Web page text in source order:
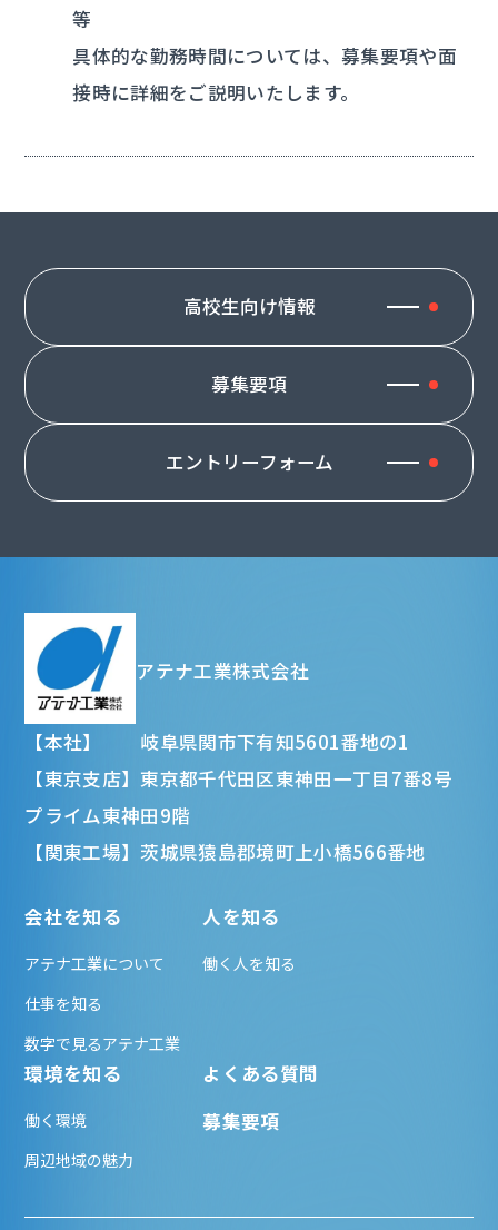
等
具体的な勤務時間については、募集要項や面
接時に詳細をご説明いたします。
高校生向け情報
募集要項
エントリーフォーム
アテナ工業株式会社
【本社】 岐阜県関市下有知5601番地の1
【東京支店】東京都千代田区東神田一丁目7番8号
プライム東神田9階
【関東工場】茨城県猿島郡境町上小橋566番地
会社を知る
アテナ工業について
仕事を知る
数字で見るアテナ工業
人を知る
働く人を知る
環境を知る
働く環境
周辺地域の魅力
よくある質問
募集要項